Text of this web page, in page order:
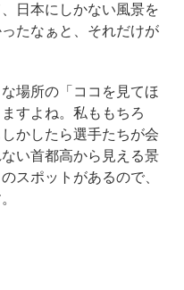
日本にしかない風景を
たなぁと、それだけが
場所の「ココを見てほ
すよね。私ももちろ
かしたら選手たちが会
い首都高から見える景
スポットがあるので、